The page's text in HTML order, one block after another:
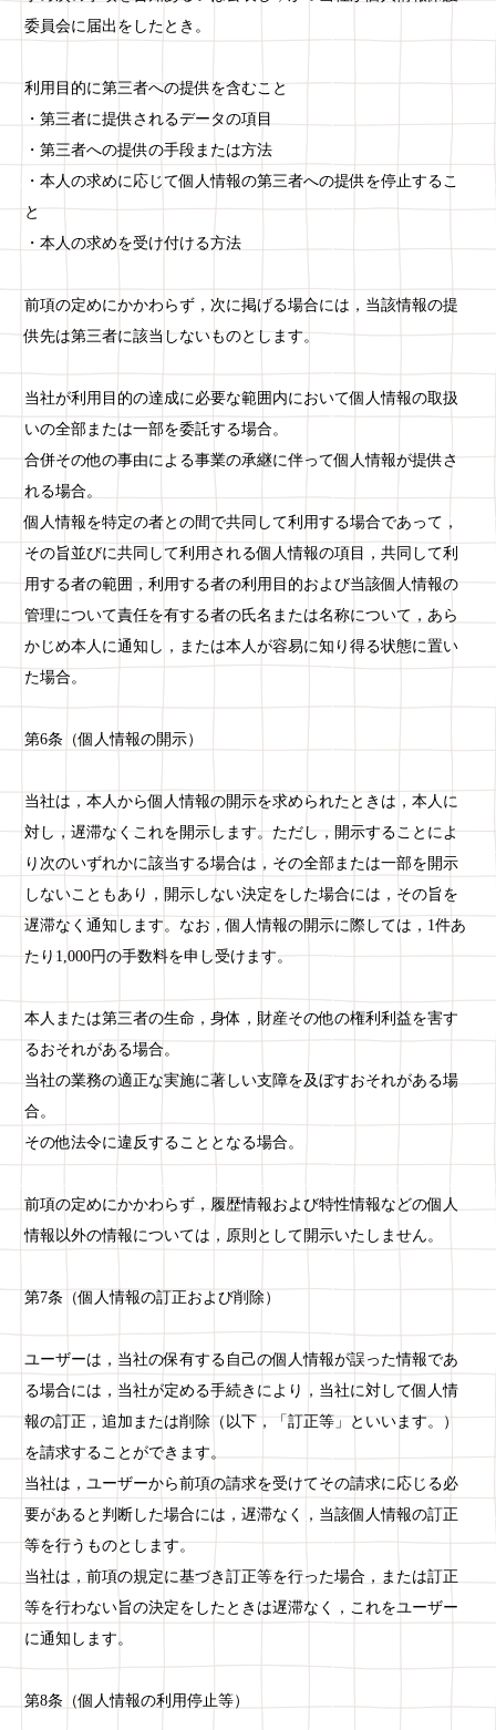
委員会に届出をしたとき。
利用目的に第三者への提供を含むこと
・第三者に提供されるデータの項目
・第三者への提供の手段または方法
・本人の求めに応じて個人情報の第三者への提供を停止するこ
と
・本人の求めを受け付ける方法
前項の定めにかかわらず，次に掲げる場合には，当該情報の提
供先は第三者に該当しないものとします。
当社が利用目的の達成に必要な範囲内において個人情報の取扱
いの全部または一部を委託する場合。
合併その他の事由による事業の承継に伴って個人情報が提供さ
れる場合。
個人情報を特定の者との間で共同して利用する場合であって，
その旨並びに共同して利用される個人情報の項目，共同して利
用する者の範囲，利用する者の利用目的および当該個人情報の
管理について責任を有する者の氏名または名称について，あら
かじめ本人に通知し，または本人が容易に知り得る状態に置い
た場合。
第6条（個人情報の開示）
当社は，本人から個人情報の開示を求められたときは，本人に
対し，遅滞なくこれを開示します。ただし，開示することによ
り次のいずれかに該当する場合は，その全部または一部を開示
しないこともあり，開示しない決定をした場合には，その旨を
遅滞なく通知します。なお，個人情報の開示に際しては，1件あ
たり1,000円の手数料を申し受けます。
本人または第三者の生命，身体，財産その他の権利利益を害す
るおそれがある場合。
当社の業務の適正な実施に著しい支障を及ぼすおそれがある場
合。
その他法令に違反することとなる場合。
前項の定めにかかわらず，履歴情報および特性情報などの個人
情報以外の情報については，原則として開示いたしません。
第7条（個人情報の訂正および削除）
ユーザーは，当社の保有する自己の個人情報が誤った情報であ
る場合には，当社が定める手続きにより，当社に対して個人情
報の訂正，追加または削除（以下，「訂正等」といいます。）
を請求することができます。
当社は，ユーザーから前項の請求を受けてその請求に応じる必
要があると判断した場合には，遅滞なく，当該個人情報の訂正
等を行うものとします。
当社は，前項の規定に基づき訂正等を行った場合，または訂正
等を行わない旨の決定をしたときは遅滞なく，これをユーザー
に通知します。
第8条（個人情報の利用停止等）